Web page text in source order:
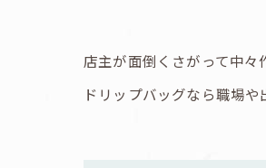
店主が面倒くさがって中々
ドリップバッグなら職場